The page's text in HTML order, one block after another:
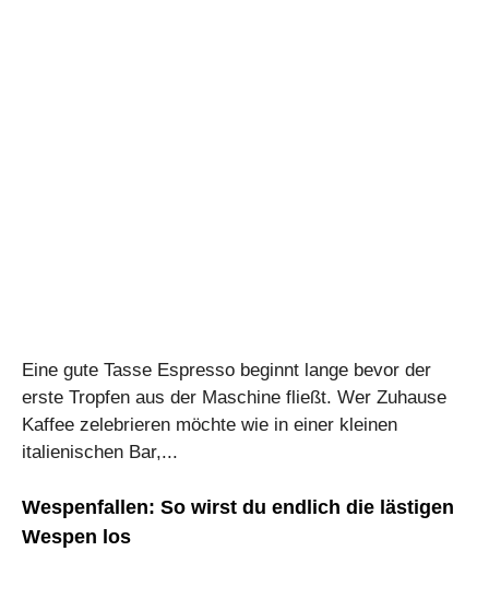
Eine gute Tasse Espresso beginnt lange bevor der
erste Tropfen aus der Maschine fließt. Wer Zuhause
Kaffee zelebrieren möchte wie in einer kleinen
italienischen Bar,...
Wespenfallen: So wirst du endlich die lästigen
Wespen los